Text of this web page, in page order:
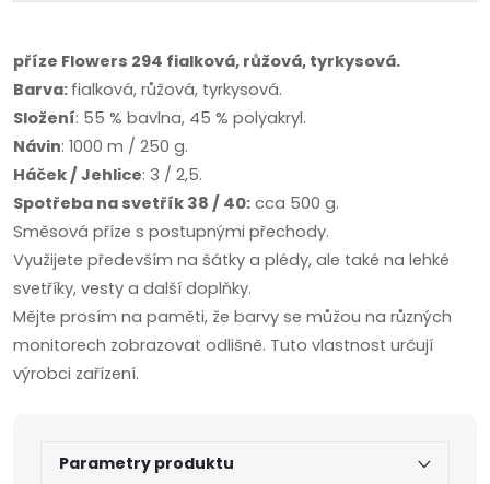
příze Flowers 294 fialková, růžová, tyrkysová.
Barva: fialková, růžová, tyrkysová.
Složení: 55 % bavlna, 45 % polyakryl.
Návin: 1000 m / 250 g.
Háček / Jehlice: 3 / 2,5.
Spotřeba na svetřík 38 / 40: cca 500 g.
Směsová příze s postupnými přechody.
Využijete především na šátky a plédy, ale také na lehké
svetříky, vesty a další doplňky.
Mějte prosím na paměti, že barvy se můžou na různých
monitorech zobrazovat odlišně. Tuto vlastnost určují
výrobci zařízení.
Parametry produktu